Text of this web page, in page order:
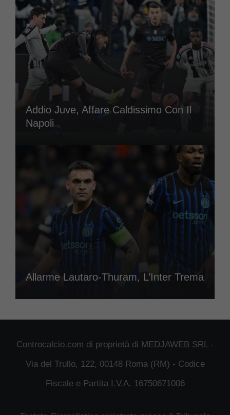
Addio Juve, Affare Caldissimo Con Il
Napoli
Allarme Lautaro-Thuram, L’Inter Trema
Controcalcio.com di proprietà di MEDJAWEB SRL -
Via del Trullo, 122, 00148 Roma (RM) - Codice
Fiscale e Partita I.V.A. 16750671006